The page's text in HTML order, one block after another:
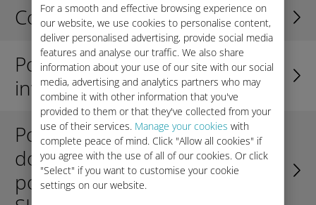
For a smooth and effective browsing experience on
our website, we use cookies to personalise content,
deliver personalised advertising, provide social media
features and analyse our traffic. We also share
information about your use of our site with our social
media, advertising and analytics partners who may
combine it with other information that you've
provided to them or that they've collected from your
use of their services. Manage your cookies with
complete peace of mind. Click "Allow all cookies" if
you agree with the use of all of our cookies. Or click
"Select" if you want to customise your cookie
settings on our website.
Como ativar SIMs ou eSIMs?
Posso visualizar facilmente o
inventário do SIM?
Posso visualizar e fazer
download de relatórios no
portal de gerenciamento do